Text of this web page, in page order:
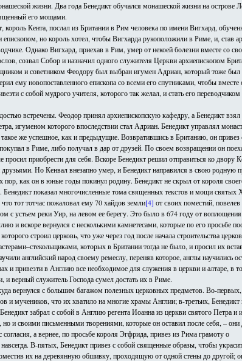
жизни. Два года Бенедикт обучался монашеской жизни на острове
его мощами.
Кента, послал из Британии в Рим человека по имени Вигхард,
но король хотел, чтобы Вигхарда рукоположили в Риме, и, став
Однако Вигхард, приехав в Рим, умер от некоей болезни вместе со
созвал Собор и назначил одного служителя Церкви архиепископом
и советником Феодору был выбран игумен Адриан, который тоже
ему новопоставленного епископа со всеми его спутниками, чтобы
с собой мудрого учителя, которого так желал, и стать его
встречены. Феодор принял архиепископскую кафедру, а Бенедикт взял
игуменом которого впоследствии стал Адриан. Бенедикт управлял
же успешное, как и предыдущие. Возвратившись в Британию, он привез
в Риме, либо получал в дар от друзей. По своем возвращении он
приобрести для себя. Вскоре Бенедикт решил отправиться ко двору
Но Кенвал внезапно умер, и Бенедикт направился в свою
как он в юные годы покинул родину. Бенедикт не скрыл от короля
показал многочисленные тома священных текстов и мощи
тот тотчас пожаловал ему 70 хайдов земли[4] от своих поместий,
с устьем реки Уир, на левом ее берегу. Это было в 674 году от
и вскоре вернулся с несколькими камнетесами, которые по его просьбе
строил церковь, что уже через год после начала строительства
которых в Британии тогда не было, и просил их
английский народ своему ремеслу, переняв которое, англы научились
и привезти в Англию все необходимое для служения в церкви и алтаре,
верный служитель Господа сумел достать их в Риме.
вернулся с большим багажом полезных церковных предметов. Во-
мучеников, что их хватило на многие храмы Англии; в-третьих, Бенедикт
забрал с собой в Англию регента Иоанна из церкви святого Петра и
и своими письменными творениями, которые он оставил после себя, – они
а вернее, по просьбе короля Эгфрида, привез из Рима грамоту о
В-пятых, Бенедикт привез с собой священные образы, чтобы
их на деревянную обшивку, проходящую от одной стены до другой;